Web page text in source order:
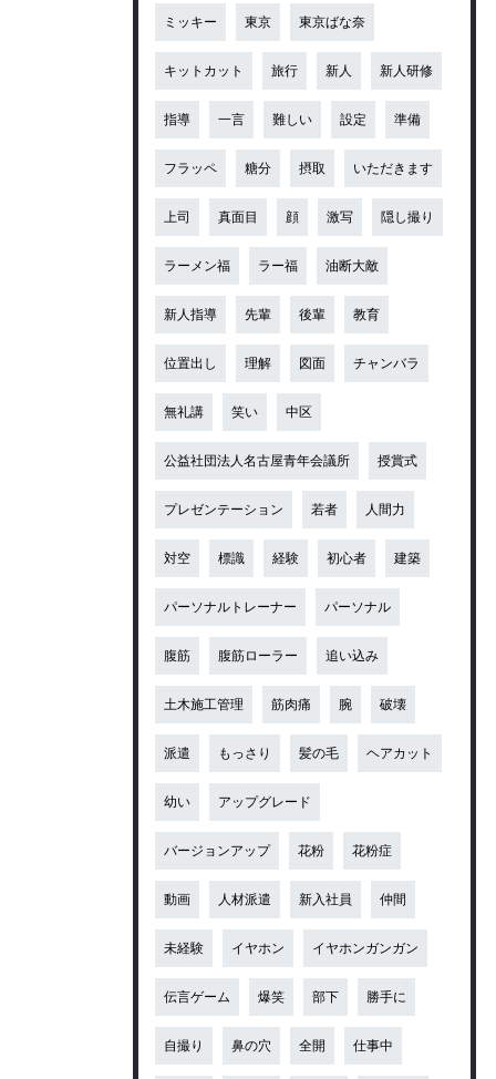
ミッキー 東京 東京ばな奈
キットカット 旅行 新人 新人研修
指導 一言 難しい 設定 準備
フラッペ 糖分 摂取 いただきます
上司 真面目 顔 激写 隠し撮り
ラーメン福 ラー福 油断大敵
新人指導 先輩 後輩 教育
位置出し 理解 図面 チャンバラ
無礼講 笑い 中区
公益社団法人名古屋青年会議所 授賞式
プレゼンテーション 若者 人間力
対空 標識 経験 初心者 建築
パーソナルトレーナー パーソナル
腹筋 腹筋ローラー 追い込み
土木施工管理 筋肉痛 腕 破壊
派遣 もっさり 髪の毛 ヘアカット
幼い アップグレード
バージョンアップ 花粉 花粉症
動画 人材派遣 新入社員 仲間
未経験 イヤホン イヤホンガンガン
伝言ゲーム 爆笑 部下 勝手に
自撮り 鼻の穴 全開 仕事中